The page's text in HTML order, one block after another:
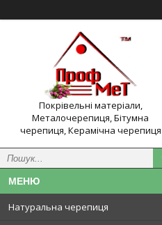
Покрівельні матеріали,
Металочерепиця, Бітумна
черепиця, Керамічна черепиця
Натуральна черепиця